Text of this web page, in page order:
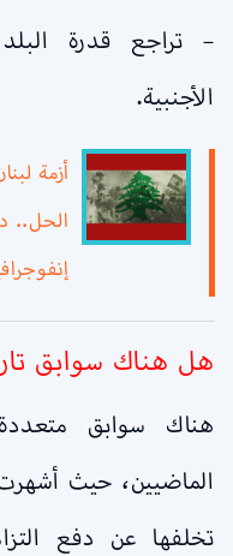
– تراجع قدرة
الأجنبية.
أزمة
الحل..
هل هناك سوابق
هناك سوابق
تخلفها عن دفع